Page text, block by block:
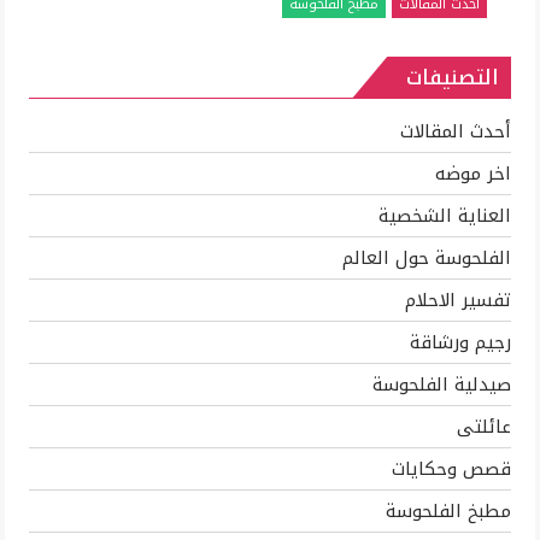
جزء
مغلقة
التصنيفات
أحدث المقالات
اخر موضه
العناية الشخصية
الفلحوسة حول العالم
تفسير الاحلام
رجيم ورشاقة
صيدلية الفلحوسة
عائلتى
قصص وحكايات
مطبخ الفلحوسة